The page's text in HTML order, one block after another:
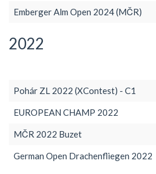
Emberger Alm Open 2024 (MČR)
2022
Pohár ZL 2022 (XContest) - C1
EUROPEAN CHAMP 2022
MČR 2022 Buzet
German Open Drachenfliegen 2022